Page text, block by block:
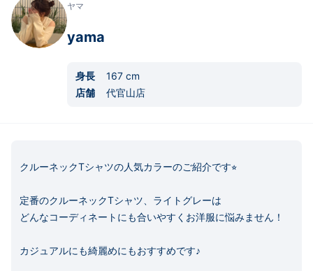
ヤマ
yama
身長 167 cm
店舗
代官山店
クルーネックTシャツの人気カラーのご紹介です⭐︎
定番のクルーネックTシャツ、ライトグレーは
どんなコーディネートにも合いやすくお洋服に悩みません！
カジュアルにも綺麗めにもおすすめです♪